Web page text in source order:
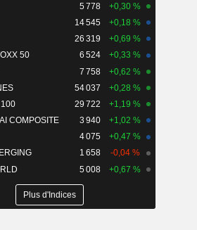
5 778
+0,30 %
14 545
+0,18 %
26 319
+0,69 %
50
6 524
+0,33 %
7 758
+0,62 %
54 037
+0,28 %
29 722
+1,19 %
COMPOSITE
3 940
+1,02 %
4 075
+0,47 %
1 658
-0,04 %
5 008 +0,67 %
Plus d'Indices